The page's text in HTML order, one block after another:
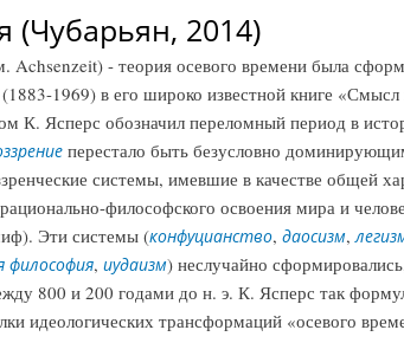
(Чубарьян, 2014)
- теория осевого времени была
(1883-1969) в его широко известной книге «Смысл
К. Ясперс обозначил переломный период в
перестало быть безусловно
системы, имевшие в качестве общей
философского освоения мира и
Эти системы (конфуцианство, даосизм,
философия, иудаизм) неслучайно
800 и 200 годами до н. э. К. Ясперс так
идеологических трансформаций «осевого